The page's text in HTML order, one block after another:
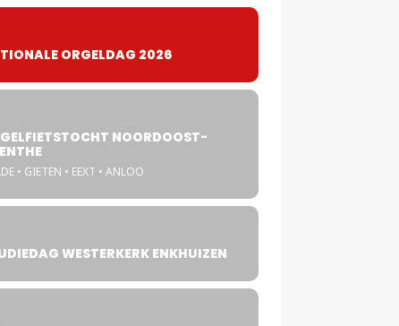
ORGELDAG 2026
NOORDOOST-
• GIETEN • EEXT • ANLOO
WESTERKERK ENKHUIZEN